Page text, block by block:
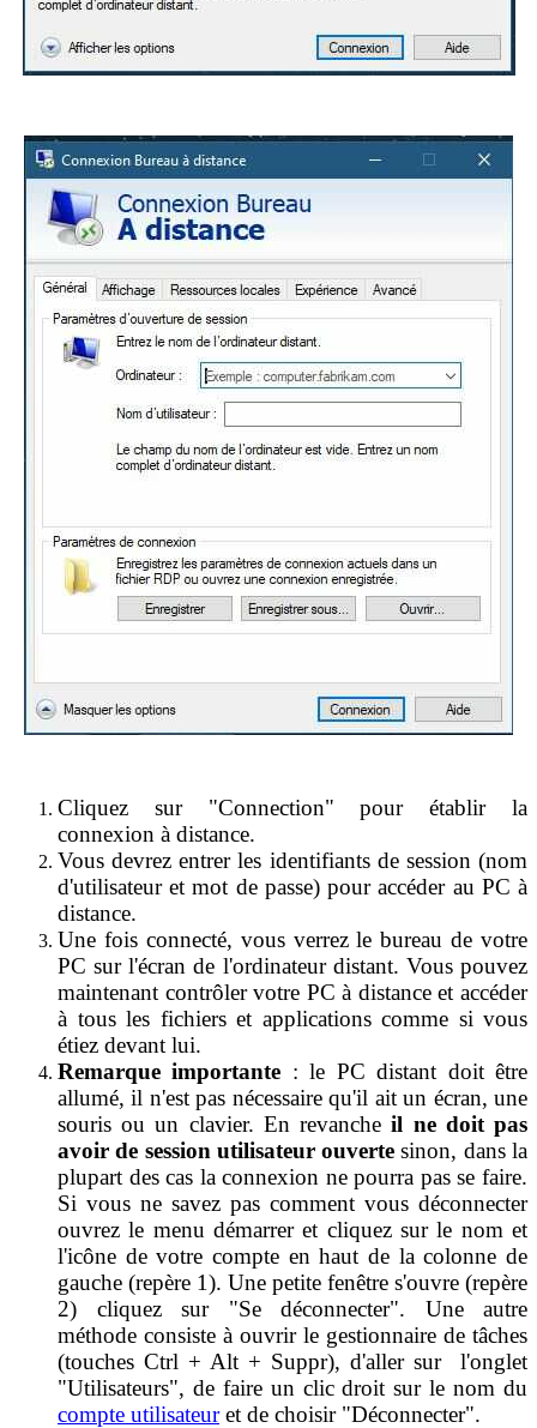
Cliquez sur "Connection" pour établir la
connexion à distance.
Vous devrez entrer les identifiants de session (nom
d'utilisateur et mot de passe) pour accéder au PC à
distance.
Une fois connecté, vous verrez le bureau de votre
PC sur l'écran de l'ordinateur distant. Vous pouvez
maintenant contrôler votre PC à distance et accéder
à tous les fichiers et applications comme si vous
étiez devant lui.
Remarque importante : le PC distant doit être
allumé, il n'est pas nécessaire qu'il ait un écran, une
souris ou un clavier. En revancheil ne doit pas
avoir de session utilisateur ouverte sinon, dans la
plupart des cas la connexion ne pourra pas se faire.
Si vous ne savez pas comment vous déconnecter
ouvrez le menu démarrer et cliquez sur le nom et
l'icône de votre compte en haut de la colonne de
gauche (repère 1). Une petite fenêtre s'ouvre (repère
2) cliquez sur "Se déconnecter". Une autre
méthode consiste à ouvrir le gestionnaire de tâches
(touches Ctrl + Alt + Suppr), d'aller sur l'onglet
"Utilisateurs", de faire un clic droit sur le nom du
compte utilisateuret de choisir "Déconnecter".